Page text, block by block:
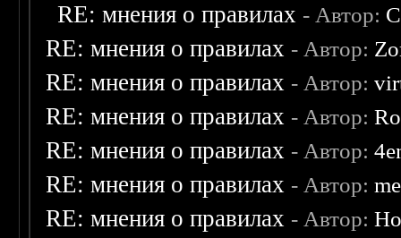
RE: мнения о правилах - Автор:
RE: мнения о правилах - Автор:
RE: мнения о правилах - Автор:
RE: мнения о правилах - Автор:
RE: мнения о правилах - Автор:
RE: мнения о правилах - Автор:
RE: мнения о правилах - Автор: